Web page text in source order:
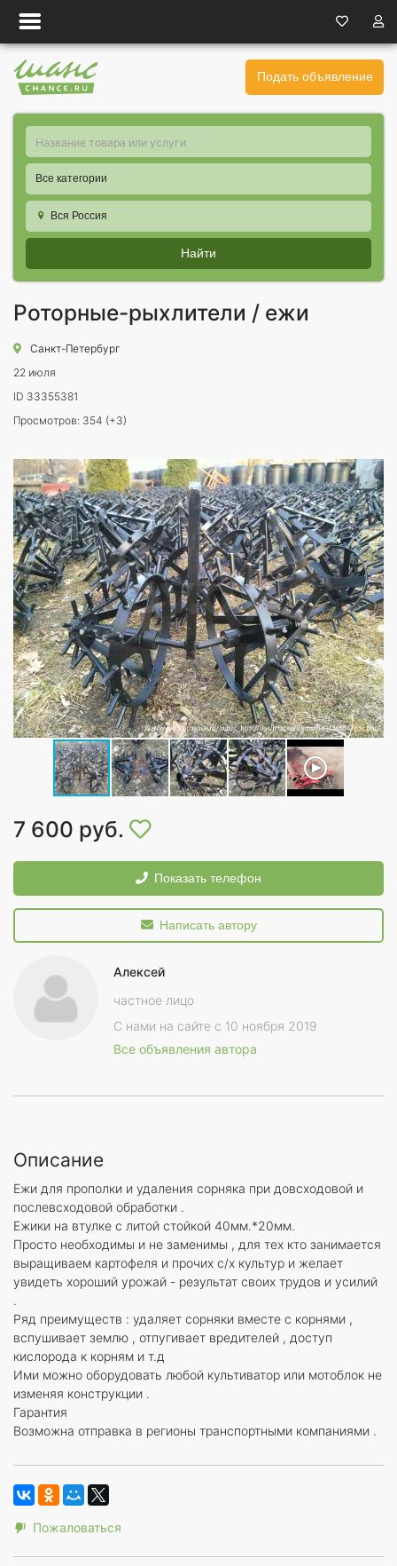
Подать объявление
Все категории
Вся Россия
Найти
Роторные-рыхлители / ежи
Санкт-Петербург
22 июля
ID 33355381
Просмотров: 354 (+3)
7 600 руб.
Показать телефон
Написать автору
Алексей
частное лицо
С нами на сайте с 10 ноября 2019
Все объявления автора
Описание
Ежи для прополки и удаления сорняка при довсходовой и
послевсходовой обработки .
Ежики на втулке с литой стойкой 40мм.*20мм.
Просто необходимы и не заменимы , для тех кто занимается
выращиваем картофеля и прочих с/х культур и желает
увидеть хороший урожай - результат своих трудов и усилий
.
Ряд преимуществ : удаляет сорняки вместе с корнями ,
вспушивает землю , отпугивает вредителей , доступ
кислорода к корням и т.д
Ими можно оборудовать любой культиватор или мотоблок не
изменяя конструкции .
Гарантия
Возможна отправка в регионы транспортными компаниями .
Пожаловаться